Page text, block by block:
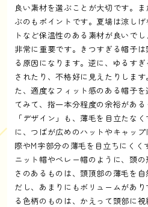
良い素材を選ぶことが大切です。
ぶのもポイントです。夏場は涼し
トなど保温性のある素材が良いで
非常に重要です。きつすぎる帽子
る原因になります。逆に、ゆるす
されたり、不格好に見えたりしま
た、適度なフィット感のある帽子
てみて、指一本分程度の余裕があ
「デザイン」も、薄毛を目立たな
に、つばが広めのハットやキャッ
際やM字部分の薄毛を目立ちにくく
ニット帽やベレー帽のように、頭
さのあるものは、頭頂部の薄毛を
だし、あまりにもボリュームがあ
る色柄のものは、かえって頭部に